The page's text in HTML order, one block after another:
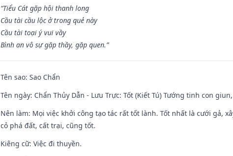
“Tiểu Cát gặp hội thanh long
Cầu tài cầu lộc ở trong quẻ này
Cầu tài toại ý vui vầy
Bình an vô sự gặp thầy, gặp quen.”
Tên sao: Sao Chẩn
Tên ngày: Chẩn Thủy Dẫn - Lưu Trực: Tốt (Kiết Tú) Tướng tinh con
Nên làm: Mọi việc khởi công tạo tác rất tốt lành. Tốt nhất là cưới gả,
cỏ phá đất, cất trại, cũng tốt.
Kiêng cữ: Việc đi thuyền.